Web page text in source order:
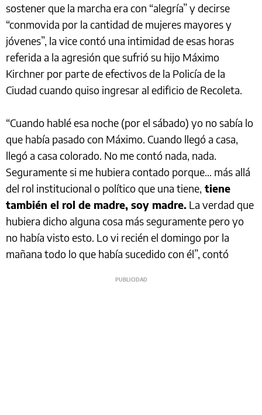
sostener que la marcha era con “alegría” y decirse
“conmovida por la cantidad de mujeres mayores y
jóvenes”, la vice contó una intimidad de esas horas
referida a la agresión que sufrió su hijo Máximo
Kirchner por parte de efectivos de la Policía de la
Ciudad cuando quiso ingresar al edificio de Recoleta.
“Cuando hablé esa noche (por el sábado) yo no sabía lo
que había pasado con Máximo. Cuando llegó a casa,
llegó a casa colorado. No me contó nada, nada.
Seguramente si me hubiera contado porque… más allá
del rol institucional o político que una tiene, tiene
también el rol de madre, soy madre. La verdad que
hubiera dicho alguna cosa más seguramente pero yo
no había visto esto. Lo vi recién el domingo por la
mañana todo lo que había sucedido con él”, contó